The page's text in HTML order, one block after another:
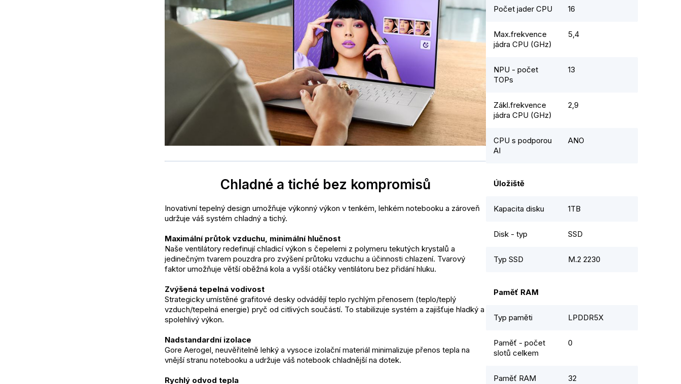
Chladné a tiché bez kompromisů
Inovativní tepelný design umožňuje výkonný výkon v tenkém, lehkém notebooku a zároveň
udržuje váš systém chladný a tichý.
Maximální průtok vzduchu, minimální hlučnost
Naše ventilátory redefinují chladicí výkon s čepelemi z polymeru tekutých krystalů a
jedinečným tvarem pouzdra pro zvýšení průtoku vzduchu a účinnosti chlazení. Tvarový
faktor umožňuje větší oběžná kola a vyšší otáčky ventilátoru bez přidání hluku.
Zvýšená tepelná vodivost
Strategicky umístěné grafitové desky odvádějí teplo rychlým přenosem (teplo/teplý
vzduch/tepelná energie) pryč od citlivých součástí. To stabilizuje systém a zajišťuje hladký a
spolehlivý výkon.
Nadstandardní izolace
Gore Aerogel, neuvěřitelně lehký a vysoce izolační materiál minimalizuje přenos tepla na
vnější stranu notebooku a udržuje váš notebook chladnější na dotek.
Rychlý odvod tepla
Počet jader CPU 16
Max.frekvence
jádra CPU (GHz)
5,4
NPU - počet
TOPs
13
Zákl.frekvence
jádra CPU (GHz)
2,9
CPU s podporou
AI
ANO
Úložiště
Kapacita disku 1TB
Disk - typ SSD
Typ SSD M.2 2230
Paměť RAM
Typ paměti LPDDR5X
Paměť - počet
slotů celkem
0
Paměť RAM
32